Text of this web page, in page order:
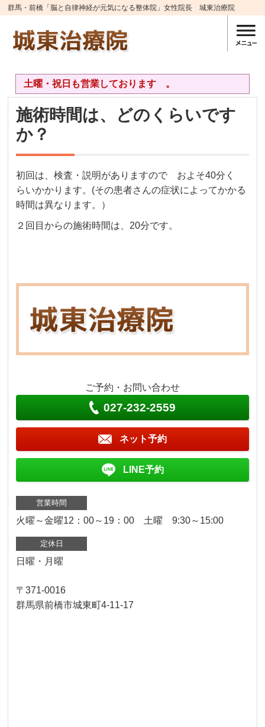
群馬・前橋「脳と自律神経が元気になる整体院」女性院長 城東治療院
土曜・祝日も営業しております 。
施術時間は、どのくらいです
か？
初回は、検査・説明がありますので およそ40分く
らいかかります。(その患者さんの症状によってかかる
時間は異なります。）
２回目からの施術時間は、20分です。
ご予約・お問い合わせ
027-232-2559
ネット予約
LINE予約
営業時間
火曜～金曜12：00～19：00 土曜 9:30～15:00
定休日
日曜・月曜
〒371-0016
群馬県前橋市城東町4-11-17